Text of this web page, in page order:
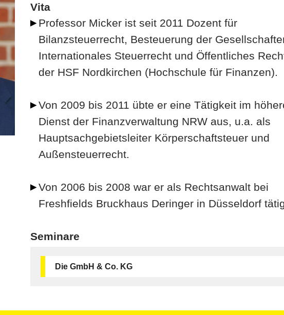
Vita
Professor Micker ist seit 2011 Dozent für
Bilanzsteuerrecht, Besteuerung der
Internationales Steuerrecht und Öffentliches
der HSF Nordkirchen (Hochschule für Finanzen).
Von 2009 bis 2011 übte er eine Tätigkeit im
Dienst der Finanzverwaltung NRW aus, u.a. als
Hauptsachgebietsleiter Körperschaftsteuer und
Außensteuerrecht.
Von 2006 bis 2008 war er als Rechtsanwalt bei
Freshfields Bruckhaus Deringer in Düsseldorf
Seminare
Die GmbH & Co. KG